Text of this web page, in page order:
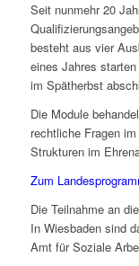
Seit nunmehr 20
besteht aus vier
eines Jahres
im Spätherbst
Die Module
rechtliche Fragen
Strukturen im
Zum
Die Teilnahme an
In Wiesbaden sind
Amt für Soziale